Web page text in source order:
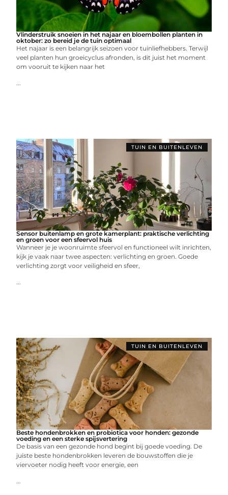
Vlinderstruik snoeien in het najaar en bloembollen planten in
oktober: zo bereid je de tuin optimaal
Het najaar is een belangrijk seizoen voor tuinliefhebbers. Terwijl
veel planten hun groeicyclus afronden, is dit juist het moment
om vooruit te kijken naar het
...
TUIN EN BUITENLEVEN
Sensor buitenlamp en grote kamerplant: praktische verlichting
en groen voor een sfeervol huis
Wanneer je je woonruimte sfeervol en functioneel wilt inrichten,
kijk je vaak naar twee aspecten: verlichting en groen. Goede
verlichting zorgt voor veiligheid en sfeer,
...
TUIN EN BUITENLEVEN
Beste hondenbrokken en probiotica voor honden: gezonde
voeding en een sterke spijsvertering
De basis van een gezonde hond begint bij goede voeding. De
juiste beste hondenbrokken leveren de bouwstoffen die je
viervoeter nodig heeft voor energie, een
...